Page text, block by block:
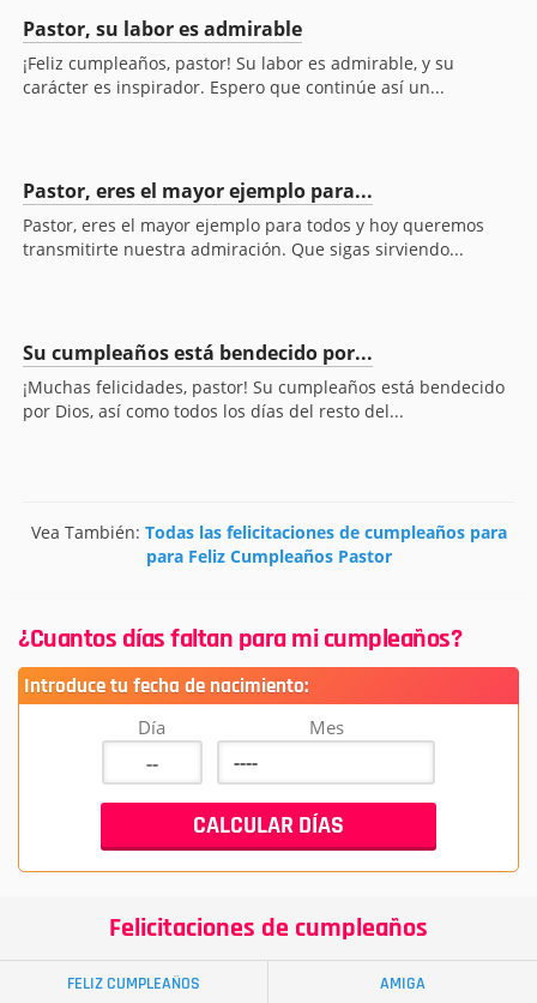
Pastor, su labor es admirable
¡Feliz cumpleaños, pastor! Su labor es admirable, y su
carácter es inspirador. Espero que continúe así un...
Pastor, eres el mayor ejemplo para...
Pastor, eres el mayor ejemplo para todos y hoy queremos
transmitirte nuestra admiración. Que sigas sirviendo...
Su cumpleaños está bendecido por...
¡Muchas felicidades, pastor! Su cumpleaños está bendecido
por Dios, así como todos los días del resto del...
Vea También: Todas las felicitaciones de cumpleaños para
para Feliz Cumpleaños Pastor
¿Cuantos días faltan para mi cumpleaños?
Introduce tu fecha de nacimiento:
Día Mes
Felicitaciones de cumpleaños
FELIZ CUMPLEAÑOS AMIGA